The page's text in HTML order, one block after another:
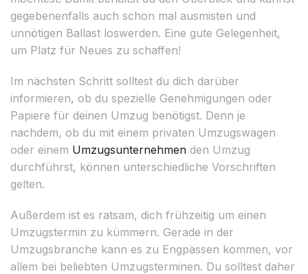
gegebenenfalls auch schon mal ausmisten und
unnötigen Ballast loswerden. Eine gute Gelegenheit,
um Platz für Neues zu schaffen!
Im nächsten Schritt solltest du dich darüber
informieren, ob du spezielle Genehmigungen oder
Papiere für deinen Umzug benötigst. Denn je
nachdem, ob du mit einem privaten Umzugswagen
oder einem Umzugsunternehmen den Umzug
durchführst, können unterschiedliche Vorschriften
gelten.
Außerdem ist es ratsam, dich frühzeitig um einen
Umzugstermin zu kümmern. Gerade in der
Umzugsbranche kann es zu Engpässen kommen, vor
allem bei beliebten Umzugsterminen. Du solltest daher